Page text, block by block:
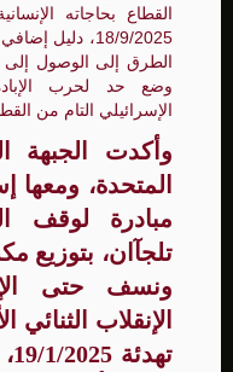
القطاع بحاجاته
18/9/2025،
الطرق إلى الوصول إلى
وضع حد لحرب
الإسرائيلي التام من
وأكدت الجبهة
المتحدة، ومعها
مبادرة لوقف
تلجآان، بتوزيع
ونسف حتى
الإنقلاب